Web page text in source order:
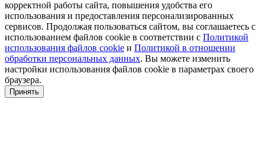
корректной работы сайта, повышения удобства его
использования и предоставления персонализированных
сервисов. Продолжая пользоваться сайтом, вы соглашаетесь с
использованием файлов cookie в соответствии с Политикой
использования файлов cookie и Политикой в отношении
обработки персональных данных. Вы можете изменить
настройки использования файлов cookie в параметрах своего
браузера.
Принять